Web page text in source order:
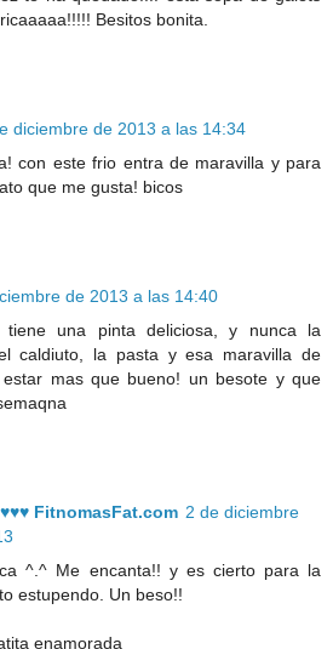
Besitos bonita.
diciembre de 2013 a las 14:34
con este frio entra de maravilla y para
que me gusta! bicos
de 2013 a las 14:40
tiene una pinta deliciosa, y nunca la
caldiuto, la pasta y esa maravilla de
mas que bueno! un besote y que
FitnomasFat.com 2 de diciembre
^.^ Me encanta!! y es cierto para la
estupendo. Un beso!!
enamorada